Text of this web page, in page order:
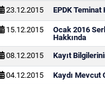
23.12.2015
EPDK Teminat
15.12.2015
Ocak 2016
Hakkında
08.12.2015 Kayıt
04.12.2015 Kaydı Mevcut